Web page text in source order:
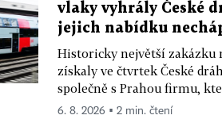
vlaky vyhrály České
jejich nabídku
Historicky největší zakázku
získaly ve čtvrtek České
společně s Prahou firmu,
6. 8. 2026 ▪ 2 min. čtení